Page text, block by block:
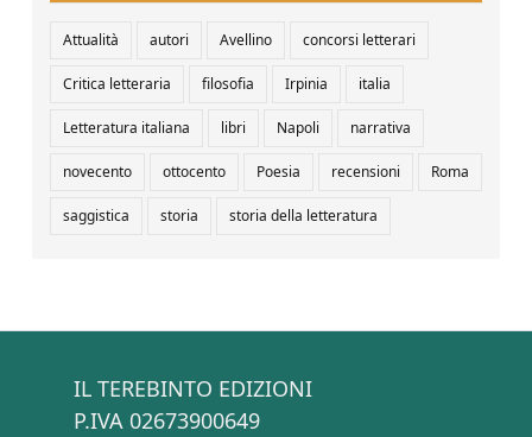
Attualità autori Avellino concorsi letterari
Critica letteraria filosofia Irpinia italia
Letteratura italiana libri Napoli narrativa
novecento ottocento Poesia recensioni Roma
saggistica storia storia della letteratura
IL TEREBINTO EDIZIONI
P.IVA 02673900649